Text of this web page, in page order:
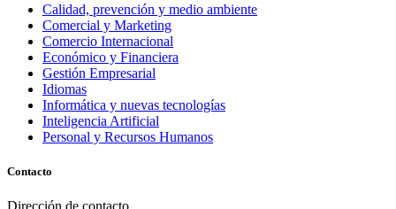
Calidad, prevención y medio ambiente
Comercial y Marketing
Comercio Internacional
Económico y Financiera
Gestión Empresarial
Idiomas
Informática y nuevas tecnologías
Inteligencia Artificial
Personal y Recursos Humanos
Contacto
Dirección de contacto